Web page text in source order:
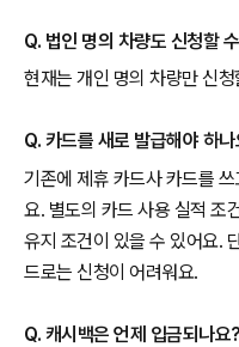
Q. 법인 명의 차량도 신청할
현재는 개인 명의 차량만 신
Q. 카드를 새로 발급해야 하
기존에 제휴 카드사 카드를
요. 별도의 카드 사용 실적 조
유지 조건이 있을 수 있어요.
드로는 신청이 어려워요.
Q. 캐시백은 언제 입금되나요?